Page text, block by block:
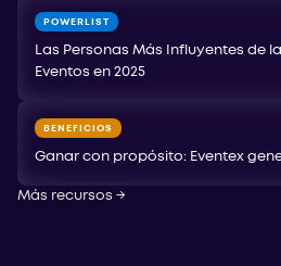
POWERLIST
Las Personas Más Influyentes de
Eventos en 2025
BENEFICIOS
Ganar con propósito: Eventex
Más recursos →